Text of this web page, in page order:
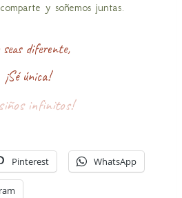
y soñemos juntas.
diferente,
¡Sé única!
infinitos!
Pinterest WhatsApp